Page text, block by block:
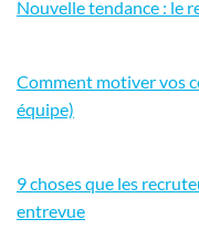
Nouvelle tendance : le
Comment motiver vos
équipe)
9 choses que les
entrevue